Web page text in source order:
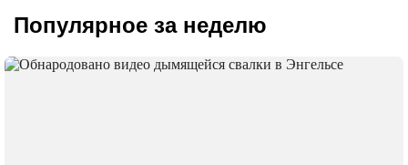
Популярное за неделю